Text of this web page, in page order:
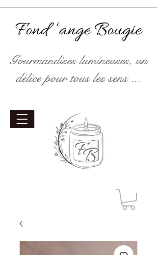
Gourmandises lumineuses, un
délice pour tous les sens ...